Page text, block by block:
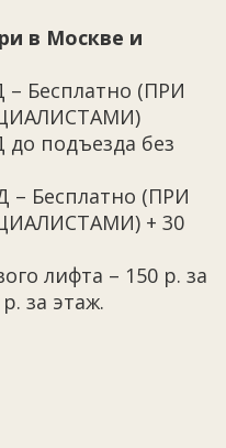
в Москве и
– Бесплатно (ПРИ
подъезда без
– Бесплатно (ПРИ
+ 30
лифта – 150 р. за
за этаж.